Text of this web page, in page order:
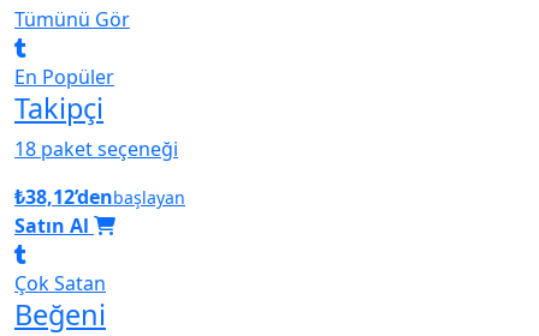
Tümünü Gör
En Popüler
Takipçi
18 paket seçeneği
₺38,12’denbaşlayan
Satın Al
Çok Satan
Beğeni